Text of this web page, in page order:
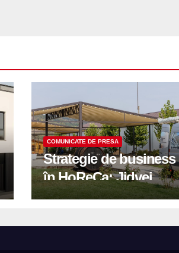
COMUNICATE DE PRESA
Strategie de business
în HoReCa: Jidvei
transformă terasele în